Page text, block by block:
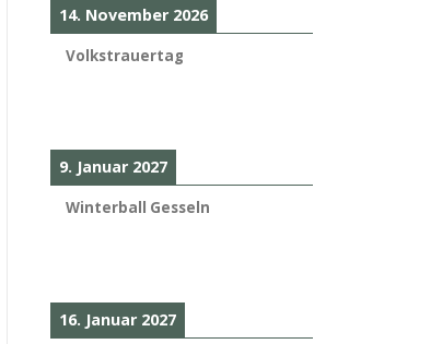
14. November 2026
Volkstrauertag
9. Januar 2027
Winterball Gesseln
16. Januar 2027